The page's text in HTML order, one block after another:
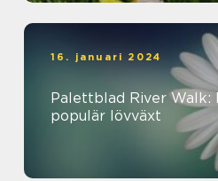
16. januari 2024
Palettblad River Walk:
populär lövväxt